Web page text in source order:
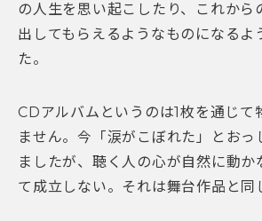
の人生を思い起こしたり、これから
出してもらえるようなものになるよ
た。
CDアルバムというのは1枚を通じて
ません。今「涙がこぼれた」とおっ
ましたが、聴く人の心が自然に動か
て成立しない。それは舞台作品と同